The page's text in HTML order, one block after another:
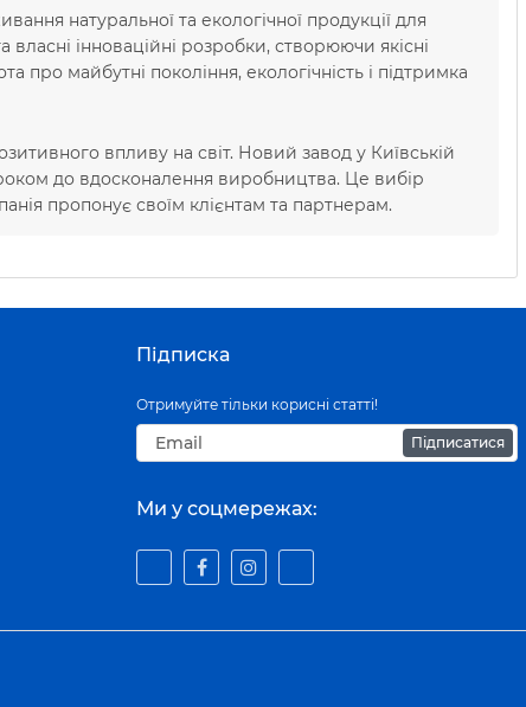
натуральної та екологічної продукції для
власні інноваційні розробки, створюючи якісні
про майбутні покоління, екологічність і підтримка
впливу на світ. Новий завод у Київській
до вдосконалення виробництва. Це вибір
пропонує своїм клієнтам та партнерам.
Підписка
Отримуйте тільки корисні статті!
Підписатися
Ми у соцмережах: